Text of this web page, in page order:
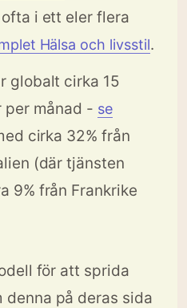
i ett eler flera
Hälsa och livsstil.
globalt cirka 15
per månad - se
cirka 32% från
(där tjänsten
9% från Frankrike
för att sprida
denna på deras sida